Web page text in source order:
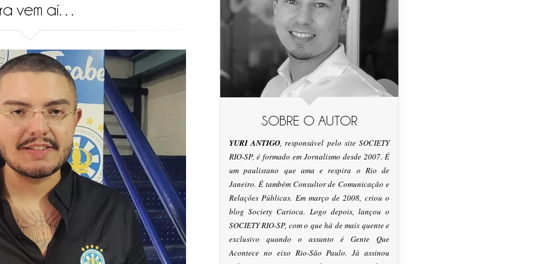
vem aí…
SOBRE O AUTOR
YURI ANTIGO, responsável pelo site SOCIETY
RIO-SP, é formado em Jornalismo desde 2007. É
um paulistano que ama e respira o Rio de
Janeiro. É também Consultor de Comunicação e
Relações Públicas. Em março de 2008, criou o
blog Society Carioca. Logo depois, lançou o
SOCIETY RIO-SP, com o que há de mais quente e
exclusivo quando o assunto é Gente Que
Acontece no eixo Rio-São Paulo. Já assinou